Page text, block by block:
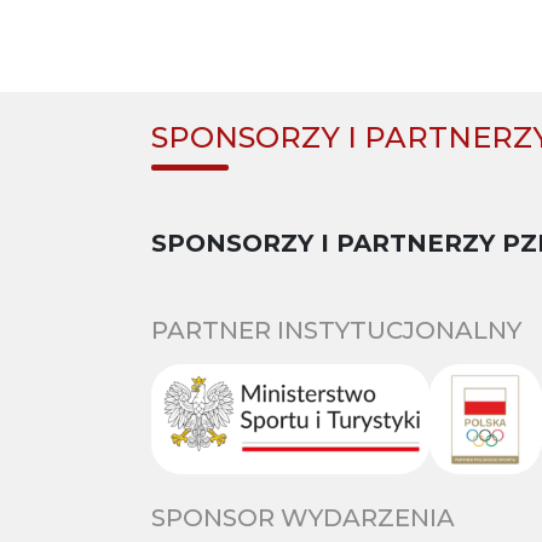
SPONSORZY I
SPONSORZY I PARTNERZY
PARTNER INSTYTUCJONALNY
SPONSOR WYDARZENIA